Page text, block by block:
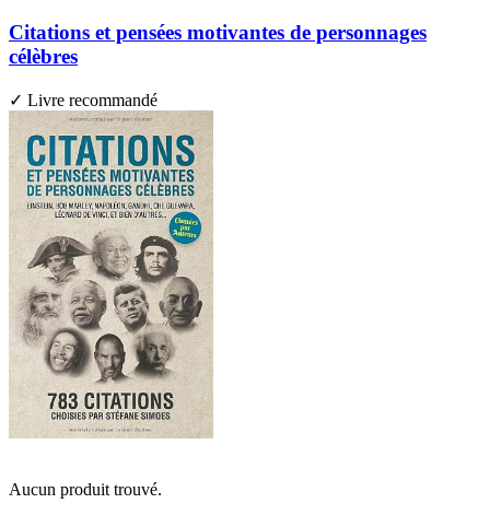
Citations et pensées motivantes de personnages
célèbres
✓ Livre recommandé
Aucun produit trouvé.